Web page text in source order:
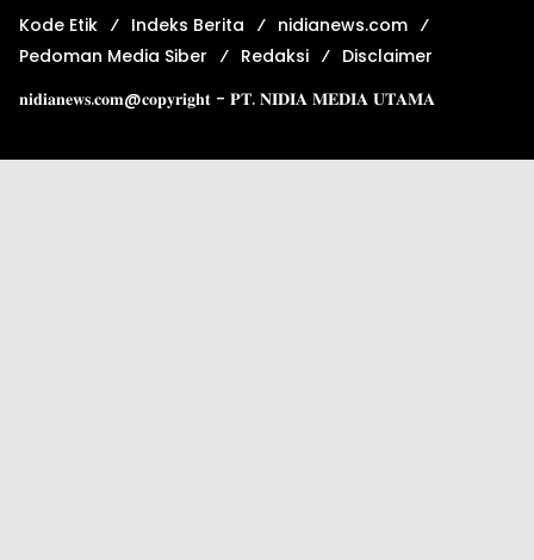
Kode Etik Indeks Berita
nidianews.com
Pedoman Media Siber
Redaksi
Disclaimer
𝐧𝐢𝐝𝐢𝐚𝐧𝐞𝐰𝐬.𝐜𝐨𝐦@𝐜𝐨𝐩𝐲𝐫𝐢𝐠𝐡𝐭 - 𝐏𝐓. 𝐍𝐈𝐃𝐈𝐀 𝐌𝐄𝐃𝐈𝐀 𝐔𝐓𝐀𝐌𝐀